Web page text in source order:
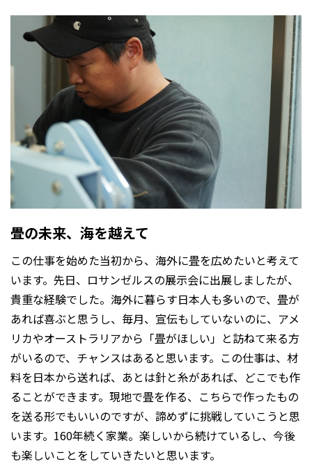
畳の未来、海を越えて
この仕事を始めた当初から、海外に畳を広めたいと考えて
います。先日、ロサンゼルスの展示会に出展しましたが、
貴重な経験でした。海外に暮らす日本人も多いので、畳が
あれば喜ぶと思うし、毎月、宣伝もしていないのに、アメ
リカやオーストラリアから「畳がほしい」と訪ねて来る方
がいるので、チャンスはあると思います。この仕事は、材
料を日本から送れば、あとは針と糸があれば、どこでも作
ることができます。現地で畳を作る、こちらで作ったもの
を送る形でもいいのですが、諦めずに挑戦していこうと思
います。160年続く家業。楽しいから続けているし、今後
も楽しいことをしていきたいと思います。